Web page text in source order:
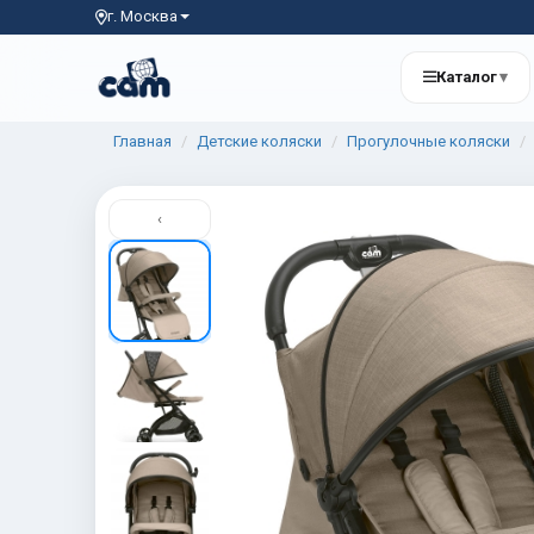
г. Москва
Каталог▾
Главная Детские коляски Прогулочные коляски
‹